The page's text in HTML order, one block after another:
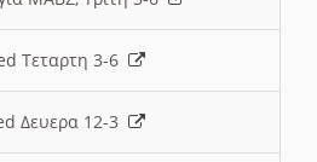
Τεταρτη 3-6
Δευερα 12-3